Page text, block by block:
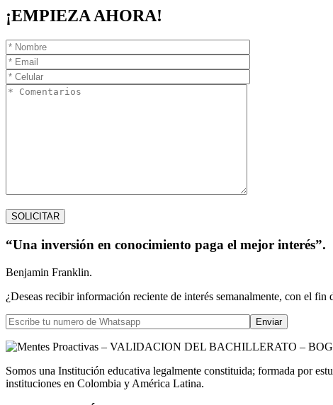
¡EMPIEZA AHORA!
“Una inversión en conocimiento paga el mejor interés”.
Benjamin Franklin.
¿Deseas recibir información reciente de interés semanalmente, con el fin
Somos una Institución educativa legalmente constituida; formada por
instituciones en Colombia y América Latina.